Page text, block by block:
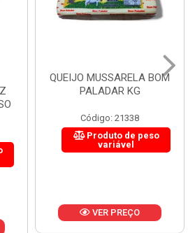
QUEIJO MUSSARELA BOM
PALADAR KG
Código: 21338
Produto de peso
variável
VER PREÇO